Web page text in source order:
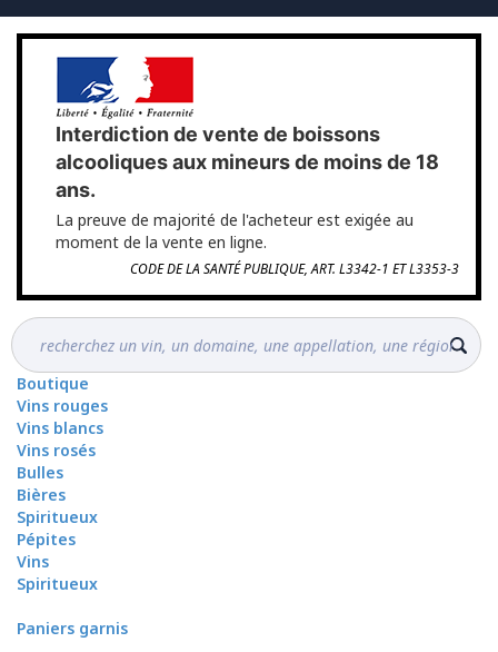
Interdiction de vente de boissons
alcooliques aux mineurs de moins de 18
ans.
La preuve de majorité de l'acheteur est exigée au
moment de la vente en ligne.
CODE DE LA SANTÉ PUBLIQUE, ART. L3342-1 ET L3353-3
Boutique
Vins rouges
Vins blancs
Vins rosés
Bulles
Bières
Spiritueux
Pépites
Vins
Spiritueux
Paniers garnis